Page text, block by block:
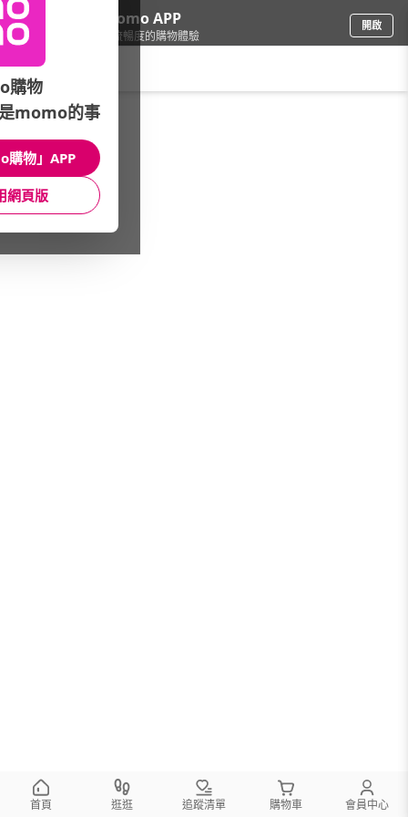
下載momo APP
給你3倍流暢度的購物體驗
開啟
品牌旗艦/PANDORA
款式
材質
首頁 逛逛 追蹤清單 購物車 會員中心
購物
momo的事
購物」APP
網頁版